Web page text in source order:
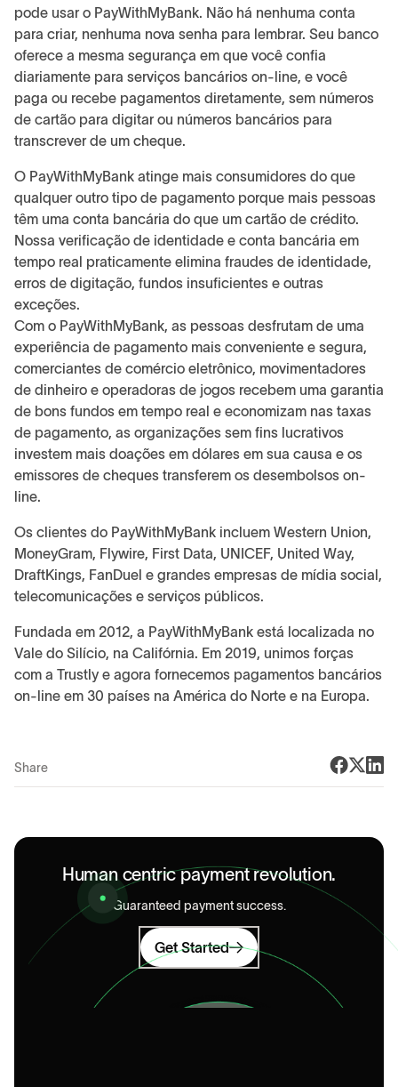
pode usar o PayWithMyBank. Não há nenhuma conta
para criar, nenhuma nova senha para lembrar. Seu banco
oferece a mesma segurança em que você confia
diariamente para serviços bancários on-line, e você
paga ou recebe pagamentos diretamente, sem números
de cartão para digitar ou números bancários para
transcrever de um cheque.
O PayWithMyBank atinge mais consumidores do que
qualquer outro tipo de pagamento porque mais pessoas
têm uma conta bancária do que um cartão de crédito.
Nossa verificação de identidade e conta bancária em
tempo real praticamente elimina fraudes de identidade,
erros de digitação, fundos insuficientes e outras
exceções.
Com o PayWithMyBank, as pessoas desfrutam de uma
experiência de pagamento mais conveniente e segura,
comerciantes de comércio eletrônico, movimentadores
de dinheiro e operadoras de jogos recebem uma garantia
de bons fundos em tempo real e economizam nas taxas
de pagamento, as organizações sem fins lucrativos
investem mais doações em dólares em sua causa e os
emissores de cheques transferem os desembolsos on-
line.
Os clientes do PayWithMyBank incluem Western Union,
MoneyGram, Flywire, First Data, UNICEF, United Way,
DraftKings, FanDuel e grandes empresas de mídia social,
telecomunicações e serviços públicos.
Fundada em 2012, a PayWithMyBank está localizada no
Vale do Silício, na Califórnia. Em 2019, unimos forças
com a Trustly e agora fornecemos pagamentos bancários
on-line em 30 países na América do Norte e na Europa.
Share
Human centric payment revolution.
Guaranteed payment success.
Get Started